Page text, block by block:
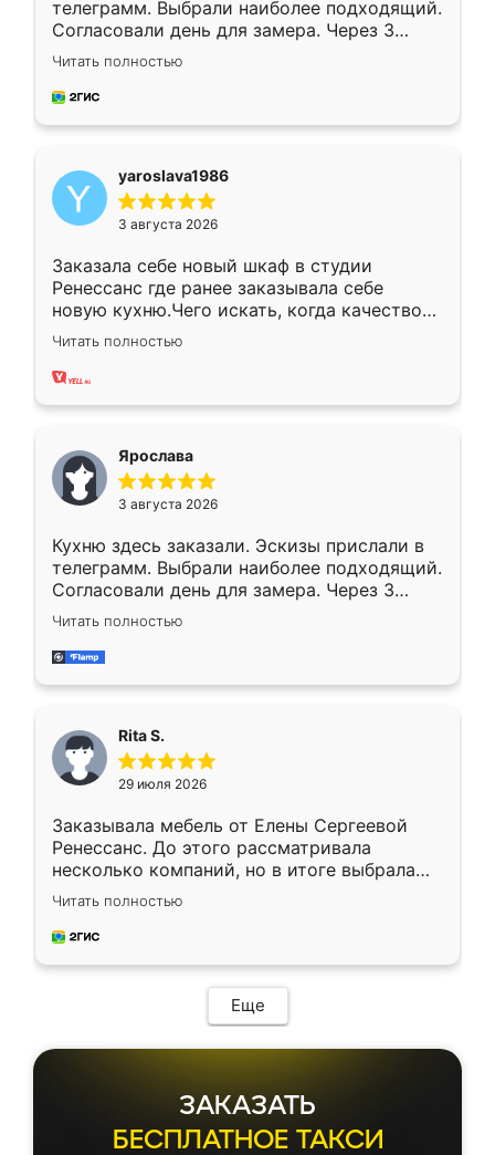
телеграмм. Выбрали наиболее подходящий.
Согласовали день для замера. Через 3
недели кухня была уже готова. Остались
довольны работой. Спасибо Ренессанс
мебель за качественную работу!
Читать полностью
yaroslava1986
3 августа 2026
Заказала себе новый шкаф в студии
Ренессанс где ранее заказывала себе
новую кухню.Чего искать, когда качеством
вполне довольна. Служит кухня уже почти
два года, нареканий нет.
Читать полностью
Ярослава
3 августа 2026
Кухню здесь заказали. Эскизы прислали в
телеграмм. Выбрали наиболее подходящий.
Согласовали день для замера. Через 3
недели кухня была уже готова. Остались
довольны работой. Спасибо Ренессанс
мебель за качественную работу!
Читать полностью
Rita S.
29 июля 2026
Заказывала мебель от Елены Сергеевой
Ренессанс. До этого рассматривала
несколько компаний, но в итоге выбрала
эту. Сначала обговорили условия, потом
приехал замерщик, всё спокойно объяснил
и снял размеры. Изготовили в срок, с
мебель сразу встала на свое место без
каких-либо доработок. Качеством осталась
довольна, все выглядит так, как и ожидала.
Читать полностью
Еще
ЗАКАЗАТЬ
БЕСПЛАТНОЕ ТАКСИ